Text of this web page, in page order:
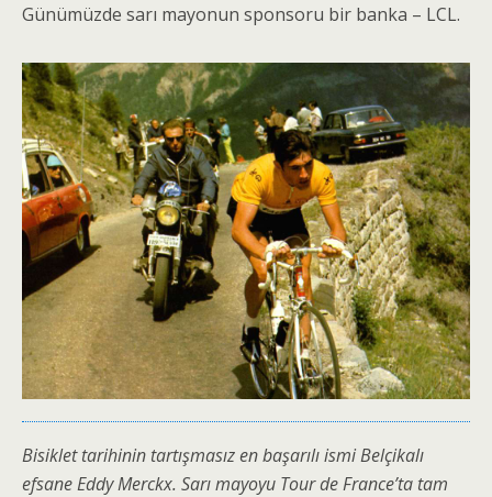
Günümüzde sarı mayonun sponsoru bir banka – LCL.
Bisiklet tarihinin tartışmasız en başarılı ismi Belçikalı
efsane Eddy Merckx. Sarı mayoyu Tour de France’ta tam